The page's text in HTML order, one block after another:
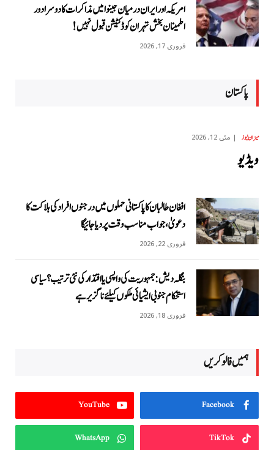
امریکہ اور ایران درمیان جینوا میں مذاکرات کا دوسرا دور
اطمینان بخش تہران کو ڈکٹیشن قبول نہیں!
فروری 17, 2026
پاکستان
میزان نیوز مئی 12, 2026
ویڈیو
افغان طالبان کا پاکستانی حملوں میں درجنوں افراد کی ہلاکت کا
دعویٰ، جواب مناسب وقت پر دیا جائیگا
فروری 22, 2026
بنگلہ دیش: جمہوریت کی واپسی یا اقتدار کی نئی ترتیب؟ سیاسی
استحکام جنوبی ایشیائی ملکوں کیلئے ناگزیر ہے
فروری 18, 2026
ہمیں فالو کریں
Facebook
YouTube
TikTok
WhatsApp